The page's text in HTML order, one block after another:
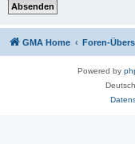
GMA Home Foren-
Powered by